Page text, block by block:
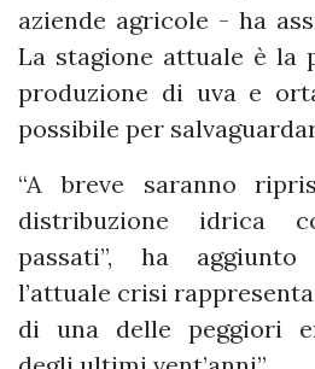
aziende agricole - ha
La stagione attuale è la
produzione di uva e
possibile per
“A breve saranno
distribuzione idrica
passati”, ha
l’attuale crisi
di una delle peggiori